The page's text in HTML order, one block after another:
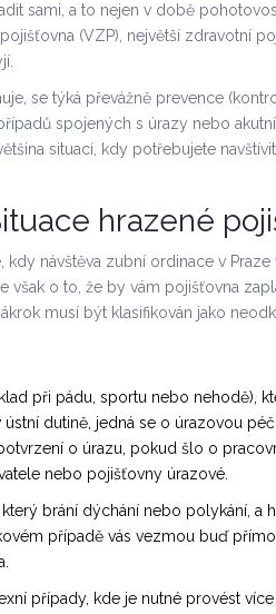
sami, a to nejen v době
(VZP) největší zdravotní
se týká převážně prevence
spojených s úrazy nebo
situací, kdy potřebujete
hrazené
kdy návštěva zubní ordinace v Praze
však o to, že by vám pojišťovna
musí být klasifikován jako
při pádu, sportu nebo nehodě),
dutině, jedná se o úrazovou
o úrazu, pokud šlo o
nebo pojišťovny úrazové.
brání dýchání nebo polykání, a
případě vás vezmou buď
případy, kde je nutné provést